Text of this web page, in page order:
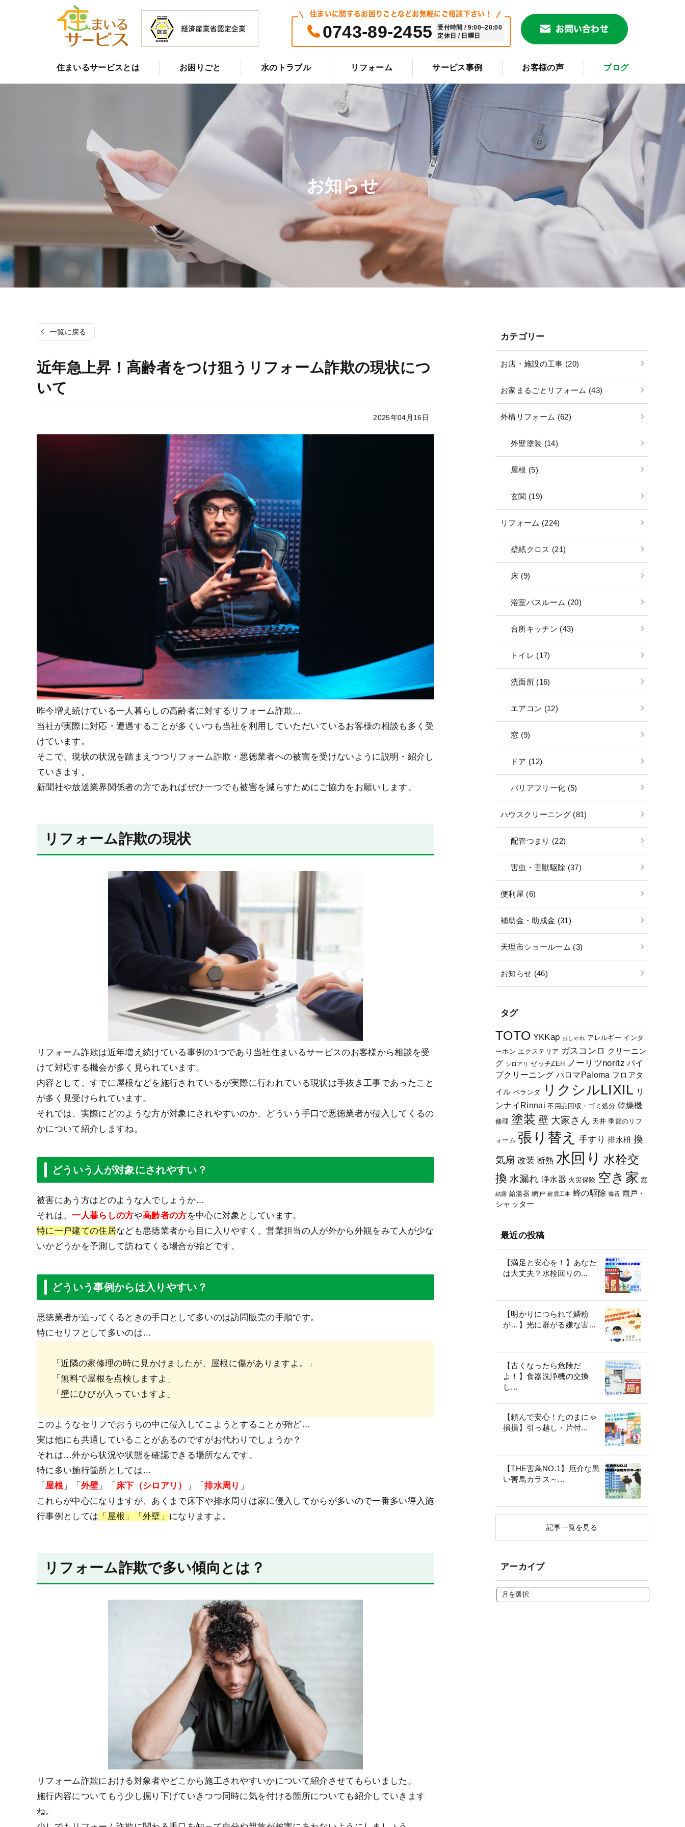
住まいに関するお困りごとなどお気軽にご相談下さい！
0743-89-2455
受付時間 / 9:00~20:00
定休日 / 日曜日
お問い合わせ
住まいるサービスとは お困りごと 水のトラブル リフォーム サービス事例 お客様の声 ブログ
お知らせ
一覧に戻る
近年急上昇！高齢者をつけ狙うリフォーム詐欺の現状につ
いて
2025年04月16日
昨今増え続けている一人暮らしの高齢者に対するリフォーム詐欺…
当社が実際に対応・遭遇することが多くいつも当社を利用していただいているお客様の相談も多く受
けています。
そこで、現状の状況を踏まえつつリフォーム詐欺・悪徳業者への被害を受けないように説明・紹介し
ていきます。
新聞社や放送業界関係者の方であればぜひ一つでも被害を減らすためにご協力をお願いします。
リフォーム詐欺の現状
リフォーム詐欺は近年増え続けている事例の1つであり当社住まいるサービスのお客様から相談を受
けて対応する機会が多く見られています。
内容として、すでに屋根などを施行されているが実際に行われている現状は手抜き工事であったこと
が多く見受けられています。
それでは、実際にどのような方が対象にされやすいのか、どういう手口で悪徳業者が侵入してくるの
かについて紹介しますね。
どういう人が対象にされやすい？
被害にあう方はどのような人でしょうか…
それは、一人暮らしの方や高齢者の方を中心に対象としています。
特に一戸建ての住居なども悪徳業者から目に入りやすく、営業担当の人が外から外観をみて人が少な
いかどうかを予測して訪ねてくる場合が殆どです。
どういう事例からは入りやすい？
悪徳業者が迫ってくるときの手口として多いのは訪問販売の手順です。
特にセリフとして多いのは…
「近隣の家修理の時に見かけましたが、屋根に傷がありますよ。」
「無料で屋根を点検しますよ」
「壁にひびが入っていますよ」
このようなセリフでおうちの中に侵入してこようとすることが殆ど…
実は他にも共通していることがあるのですがお代わりでしょうか？
それは…外から状況や状態を確認できる場所なんです。
特に多い施行箇所としては…
「 屋根 」「 外壁 」「 床下（シロアリ） 」「排水周り 」
これらが中心になりますが、あくまで床下や排水周りは家に侵入してからが多いので一番多い導入施
行事例としては 「屋根」「外壁」 になりますよ。
リフォーム詐欺で多い傾向とは？
リフォーム詐欺における対象者やどこから施工されやすいかについて紹介させてもらいました。
施行内容についてもう少し掘り下げていきつつ同時に気を付ける箇所についても紹介していきます
ね。
カテゴリー
お店・施設の工事 (20)
お家まるごとリフォーム (43)
外構リフォーム (62)
外壁塗装 (14)
屋根 (5)
玄関 (19)
リフォーム (224)
壁紙クロス (21)
床 (9)
浴室バスルーム (20)
台所キッチン (43)
トイレ (17)
洗面所 (16)
エアコン (12)
窓 (9)
ドア (12)
バリアフリー化 (5)
ハウスクリーニング (81)
配管つまり (22)
害虫・害獣駆除 (37)
便利屋 (6)
補助金・助成金 (31)
天理市ショールーム (3)
お知らせ (46)
タグ
TOTO YKKap おしゃれ アレルギー インタ
ーホン エクステリア ガスコンロ
クリーニン
グ シロアリ ゼッチZEH ノーリツnoritz パイ
プクリーニング パロマPaloma フロアタ
イル ベランダ リクシルLIXIL リ
ンナイRinnai 不用品回収・ゴミ処分 乾燥機
修理 塗装 壁 大家さん 天井 季節のリフ
ォーム 張り替え 手すり 排水枡 換
気扇 改装 断熱 水回り 水栓交
換 水漏れ 浄水器 火災保険 空き家 窓
結露 給湯器 網戸 耐震工事 蜂の駆除 蝶番 雨戸・
シャッター
最近の投稿
【満足と安心を！】あなた
は大丈夫？水栓回りの...
【明かりにつられて鱗粉
が…】光に群がる嫌な害...
【古くなったら危険だ
よ！】食器洗浄機の交換
し...
【頼んで安心！たのまにゃ
損損】引っ越し・片付...
【THE害鳥NO.1】厄介な黒
い害鳥カラス～...
記事一覧を見る
アーカイブ